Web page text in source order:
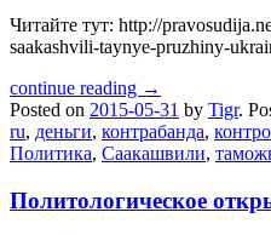
Читайте тут: http://
saakashvili-taynye-pruzhiny-
continue reading →
Posted on 2015-05-31 by Tigr.
ru, деньги, контрабанда,
Политика, Саакашвили,
Политологическое